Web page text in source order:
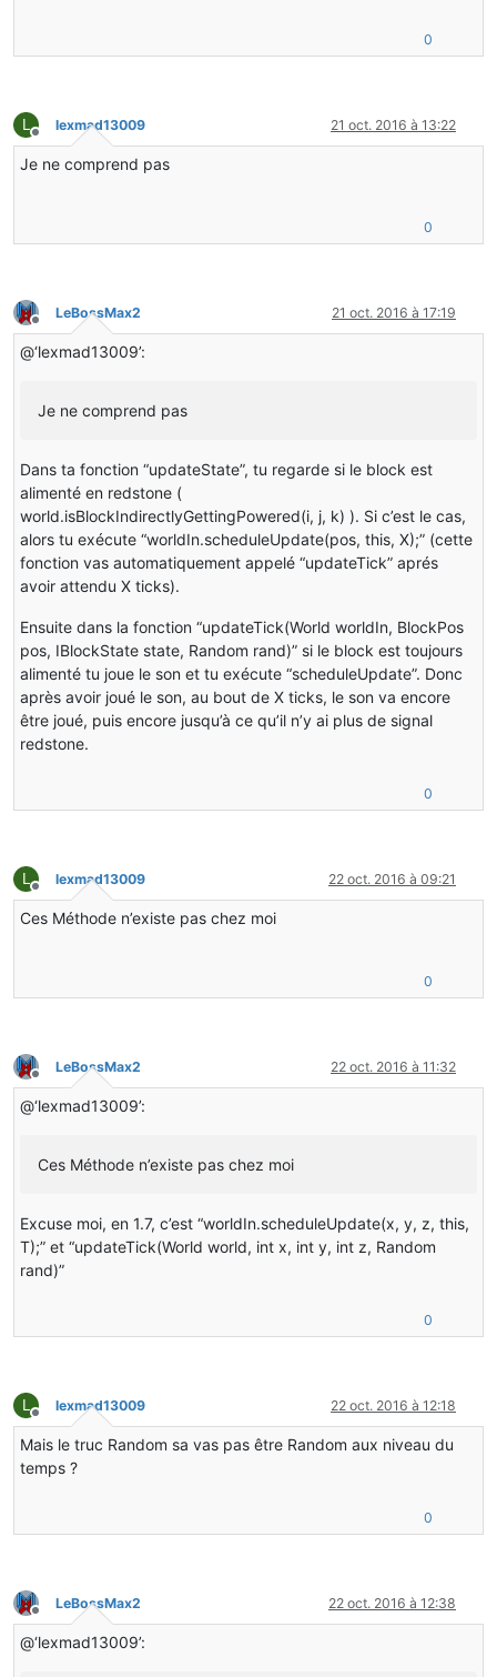
0
L
Hors-ligne
lexmad13009 21 oct. 2016 à 13:22
Je ne comprend pas
0
Hors-ligne
LeBossMax2 21 oct. 2016 à 17:19
@‘lexmad13009’:
Je ne comprend pas
Dans ta fonction “updateState”, tu regarde si le block est
alimenté en redstone (
world.isBlockIndirectlyGettingPowered(i, j, k) ). Si c’est le cas,
alors tu exécute “worldIn.scheduleUpdate(pos, this, X);” (cette
fonction vas automatiquement appelé “updateTick” aprés
avoir attendu X ticks).
Ensuite dans la fonction “updateTick(World worldIn, BlockPos
pos, IBlockState state, Random rand)” si le block est toujours
alimenté tu joue le son et tu exécute “scheduleUpdate”. Donc
après avoir joué le son, au bout de X ticks, le son va encore
être joué, puis encore jusqu’à ce qu’il n’y ai plus de signal
redstone.
0
L
Hors-ligne
lexmad13009 22 oct. 2016 à 09:21
Ces Méthode n’existe pas chez moi
0
Hors-ligne
LeBossMax2 22 oct. 2016 à 11:32
@‘lexmad13009’:
Ces Méthode n’existe pas chez moi
Excuse moi, en 1.7, c’est “worldIn.scheduleUpdate(x, y, z, this,
T);” et “updateTick(World world, int x, int y, int z, Random
rand)”
0
L
Hors-ligne
lexmad13009 22 oct. 2016 à 12:18
Mais le truc Random sa vas pas être Random aux niveau du
temps ?
0
Hors-ligne
LeBossMax2 22 oct. 2016 à 12:38
@‘lexmad13009’: